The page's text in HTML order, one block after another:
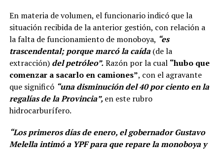
En materia de volumen, el funcionario indicó que la
situación recibida de la anterior gestión, con relación a
la falta de funcionamiento de monoboya, “es
trascendental; porque marcó la caída (de la
extracción)del petróleo”. Razón por la cual “hubo que
comenzar a sacarlo en camiones”, con el agravante
que significó “una disminución del 40 por ciento en la
regalías de la Provincia”, en este rubro
hidrocarburífero.
“Los primeros días de enero, el gobernador Gustavo
Melella intimó a YPF para que repare la monoboya y